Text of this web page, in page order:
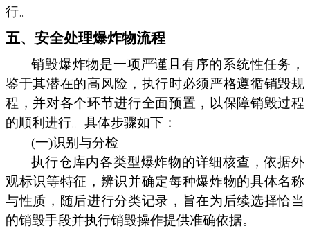
行。
五、安全处理爆炸物流程
销毁爆炸物是一项严谨且有序的系统性任务，
鉴于其潜在的高风险，执行时必须严格遵循销毁规
程，并对各个环节进行全面预置，以保障销毁过程
的顺利进行。具体步骤如下：
(一)识别与分检
执行仓库内各类型爆炸物的详细核查，依据外
观标识等特征，辨识并确定每种爆炸物的具体名称
与性质，随后进行分类记录，旨在为后续选择恰当
的销毁手段并执行销毁操作提供准确依据。